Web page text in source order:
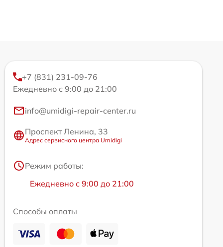
+7 (831) 231-09-76
Ежедневно с 9:00 до 21:00
info@umidigi-repair-center.ru
Проспект Ленина, 33
Адрес сервисного центра Umidigi
Режим работы:
Ежедневно с 9:00 до 21:00
Способы оплаты